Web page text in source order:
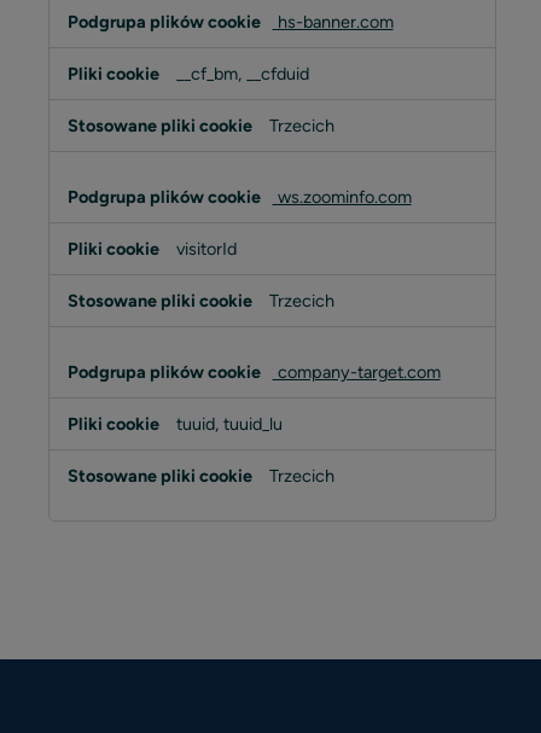
hs-banner.com
__cf_bm, __cfduid
Trzecich
ws.zoominfo.com
visitorId
Trzecich
company-target.com
tuuid, tuuid_lu
Trzecich